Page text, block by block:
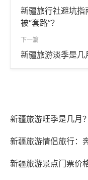
新疆旅行社避坑
被“套路”？
下一篇
新疆旅游淡季是
新疆旅游旺季是几月
新疆旅游情侣旅行：
新疆旅游景点门票价